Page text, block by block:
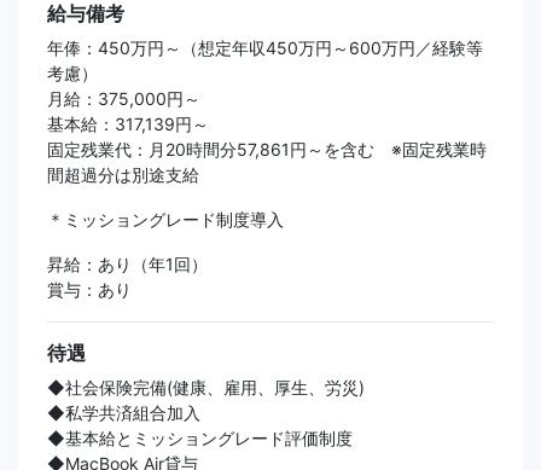
給与備考
年俸：450万円～（想定年収450万円～600万円／経験等
考慮）
月給：375,000円～
基本給：317,139円～
固定残業代：月20時間分57,861円～を含む ※固定残業時
間超過分は別途支給
＊ミッショングレード制度導入
昇給：あり（年1回）
賞与：あり
待遇
◆社会保険完備(健康、雇用、厚生、労災)
◆私学共済組合加入
◆基本給とミッショングレード評価制度
◆MacBook Air貸与